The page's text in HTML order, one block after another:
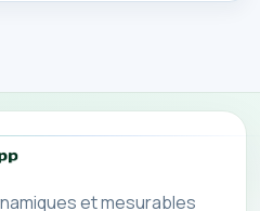
et mesurables